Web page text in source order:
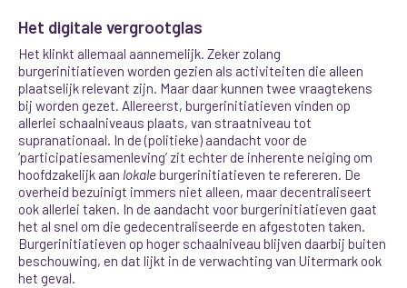
Het digitale vergrootglas
Het klinkt allemaal aannemelijk. Zeker zolang
burgerinitiatieven worden gezien als activiteiten die alleen
plaatselijk relevant zijn. Maar daar kunnen twee vraagtekens
bij worden gezet. Allereerst, burgerinitiatieven vinden op
allerlei schaalniveaus plaats, van straatniveau tot
supranationaal. In de (politieke) aandacht voor de
‘participatiesamenleving’ zit echter de inherente neiging om
hoofdzakelijk aan lokaleburgerinitiatieven te refereren. De
overheid bezuinigt immers niet alleen, maar decentraliseert
ook allerlei taken. In de aandacht voor burgerinitiatieven gaat
het al snel om die gedecentraliseerde en afgestoten taken.
Burgerinitiatieven op hoger schaalniveau blijven daarbij buiten
beschouwing, en dat lijkt in de verwachting van Uitermark ook
het geval.